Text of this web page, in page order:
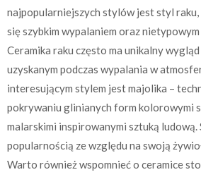
najpopularniejszych stylów jest styl
się szybkim wypalaniem oraz
Ceramika raku często ma unikalny
uzyskanym podczas wypalania w
interesującym stylem jest majolika –
pokrywaniu glinianych form kolorowymi
malarskimi inspirowanymi sztuką ludową.
popularnością ze względu na swoją
Warto również wspomnieć o ceramice